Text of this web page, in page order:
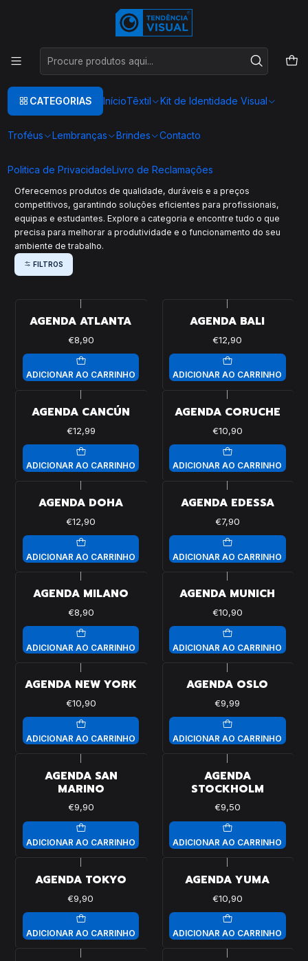
CATEGORIAS InícioTêxtil Kit de Identidade Visual
Troféus Lembranças Brindes Contacto
Politica de PrivacidadeLivro de Reclamações
Este é o texto do slideLer mais
Economato
com a nossa seleção de produtos de economato. Aqui encontrará
arquivamento até acessórios práticos que facilitam as suas tarefas.
Oferecemos produtos de qualidade, duráveis e a preços
competitivos, garantindo soluções eficientes para profissionais,
equipas e estudantes. Explore a categoria e encontre tudo o que
precisa para melhorar a produtividade e o funcionamento do seu
ambiente de trabalho.
FILTROS
AGENDA ATLANTA
€8,90
ADICIONAR AO CARRINHO
AGENDA BALI
€12,90
ADICIONAR AO CARRINHO
AGENDA CANCÚN
€12,99
ADICIONAR AO CARRINHO
AGENDA CORUCHE
€10,90
ADICIONAR AO CARRINHO
AGENDA DOHA
€12,90
ADICIONAR AO CARRINHO
AGENDA EDESSA
€7,90
ADICIONAR AO CARRINHO
AGENDA MILANO
€8,90
ADICIONAR AO CARRINHO
AGENDA MUNICH
€10,90
ADICIONAR AO CARRINHO
AGENDA NEW YORK
€10,90
ADICIONAR AO CARRINHO
AGENDA OSLO
€9,99
ADICIONAR AO CARRINHO
AGENDA SAN
MARINO
€9,90
ADICIONAR AO CARRINHO
AGENDA
STOCKHOLM
€9,50
ADICIONAR AO CARRINHO
AGENDA TOKYO
€9,90
ADICIONAR AO CARRINHO
AGENDA YUMA
€10,90
ADICIONAR AO CARRINHO